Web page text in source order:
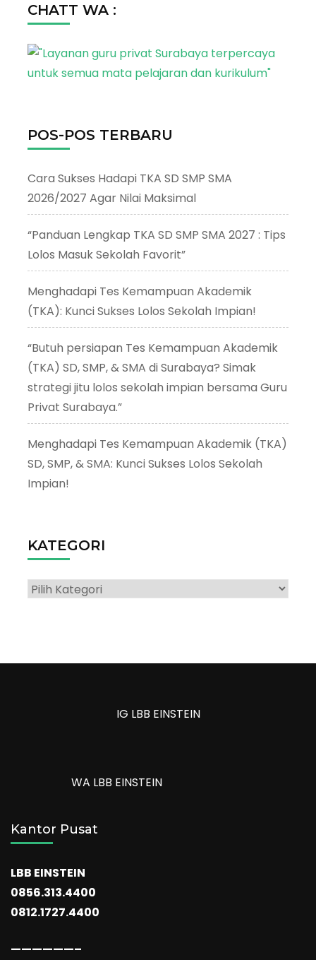
CHATT WA :
POS-POS TERBARU
Cara Sukses Hadapi TKA SD SMP SMA
2026/2027 Agar Nilai Maksimal
“Panduan Lengkap TKA SD SMP SMA 2027 : Tips
Lolos Masuk Sekolah Favorit”
Menghadapi Tes Kemampuan Akademik
(TKA): Kunci Sukses Lolos Sekolah Impian!
“Butuh persiapan Tes Kemampuan Akademik
(TKA) SD, SMP, & SMA di Surabaya? Simak
strategi jitu lolos sekolah impian bersama Guru
Privat Surabaya.”
Menghadapi Tes Kemampuan Akademik (TKA)
SD, SMP, & SMA: Kunci Sukses Lolos Sekolah
Impian!
KATEGORI
Kategori
IG LBB EINSTEIN
WA LBB EINSTEIN
Kantor Pusat
LBB EINSTEIN
0856.313.4400
0812.1727.4400
——————–